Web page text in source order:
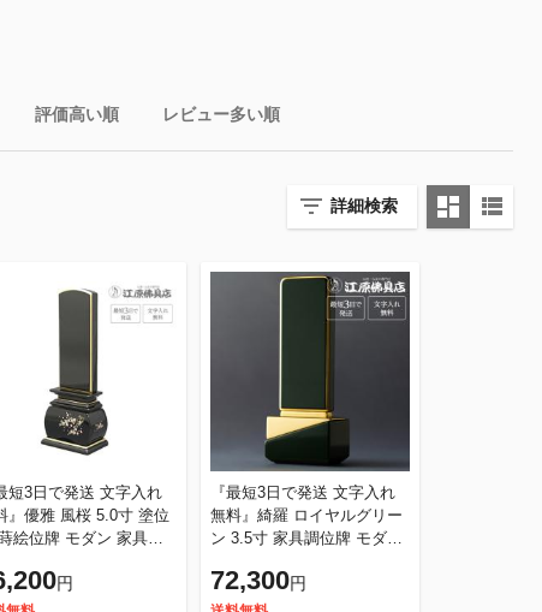
評価高い順 レビュー多い順
詳細検索
短3日で発送 文字入れ
』優雅 風桜 5.0寸 塗位
絵位牌 モダン 家具調
円
『最短3日で発送 文字入れ
無料』綺羅 ロイヤルグリー
ン 3.5寸 家具調位牌 モダン
72,300円